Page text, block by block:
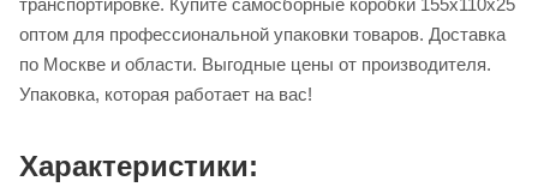
транспортировке. Купите самосборные коробки 155х110х25
оптом для профессиональной упаковки товаров. Доставка
по Москве и области. Выгодные цены от производителя.
Упаковка, которая работает на вас!
Характеристики: